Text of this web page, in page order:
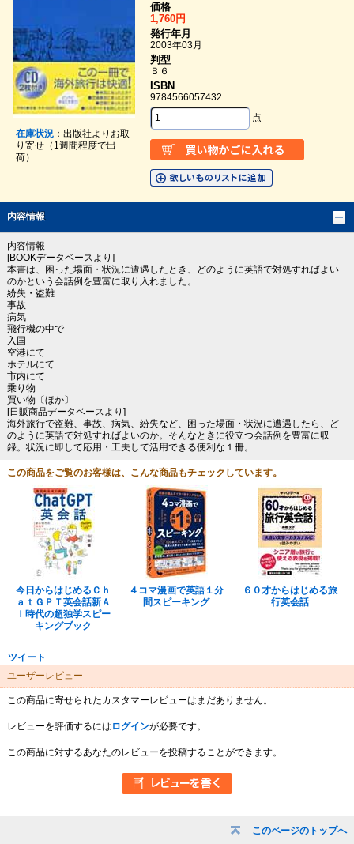
このページのトップへ
在庫状況：出版社よりお取
り寄せ（1週間程度で出
荷）
価格
1,760円
発行年月
2003年03月
判型
Ｂ６
ISBN
9784566057432
点
内容情報
内容情報
[BOOKデータベースより]
本書は、困った場面・状況に遭遇したとき、どのように英語で対処すればよい
のかという会話例を豊富に取り入れました。
紛失・盗難
事故
病気
飛行機の中で
入国
空港にて
ホテルにて
市内にて
乗り物
買い物〔ほか〕
[日販商品データベースより]
海外旅行で盗難、事故、病気、紛失など、困った場面・状況に遭遇したら、ど
のように英語で対処すればよいのか。そんなときに役立つ会話例を豊富に収
録。状況に即して応用・工夫して活用できる便利な１冊。
この商品をご覧のお客様は、こんな商品もチェックしています。
今日からはじめるＣｈ
ａｔＧＰＴ英会話新Ａ
Ｉ時代の超独学スピー
キングブック
４コマ漫画で英語１分
間スピーキング
６０才からはじめる旅
行英会話
ツイート
ユーザーレビュー
この商品に寄せられたカスタマーレビューはまだありません。
レビューを評価するには ログインが必要です。
この商品に対するあなたのレビューを投稿することができます。